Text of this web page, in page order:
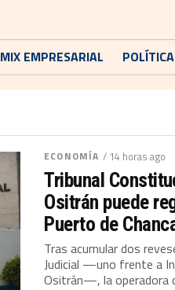
MIX EMPRESARIAL POLÍTICA
ECONOMÍA / 14 horas ago
Tribunal
Ositrán puede
Puerto de
Tras acumular dos
Judicial —uno frente a
Ositrán—, la operadora